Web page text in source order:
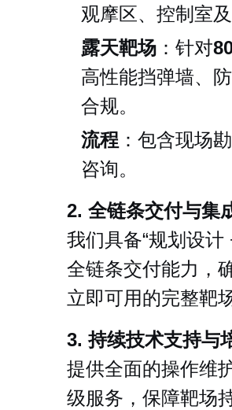
观摩区、控制室
露天靶场 ：针对
高性能挡弹墙、
合规。
流程 ：包含现场
咨询。
2. 全链条交付与集
我们具备“规划设
全链条交付能力，
立即可用的完整靶
3. 持续技术支持与
提供全面的操作维
级服务，保障靶场